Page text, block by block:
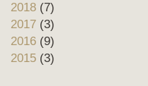
2018 (7)
2017 (3)
2016 (9)
2015 (3)